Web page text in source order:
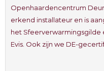
Openhaardencentrum
erkend installateur en is
het Sfeerverwarmingsgilde
Evis. Ook zijn we DE-